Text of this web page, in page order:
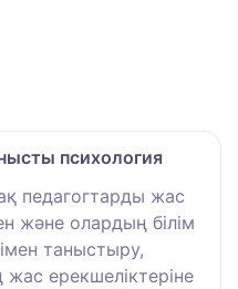
психология
педагогтарды жас
және олардың білім
таныстыру,
ерекшеліктеріне